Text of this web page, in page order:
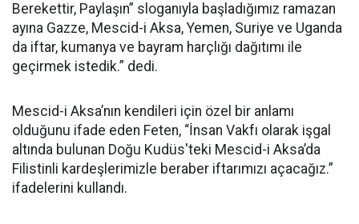
Berekettir, Paylaşın” sloganıyla başladığımız ramazan
ayına Gazze, Mescid-i Aksa, Yemen, Suriye ve Uganda
da iftar, kumanya ve bayram harçlığı dağıtımı ile
geçirmek istedik.” dedi.
Mescid-i Aksa’nın kendileri için özel bir anlamı
olduğunu ifade eden Feten, “İnsan Vakfı olarak işgal
altında bulunan Doğu Kudüs'teki Mescid-i Aksa’da
Filistinli kardeşlerimizle beraber iftarımızı açacağız.”
ifadelerini kullandı.